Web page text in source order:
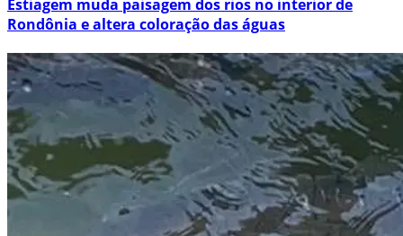
Estiagem muda paisagem dos rios no interior de
Rondônia e altera coloração das águas